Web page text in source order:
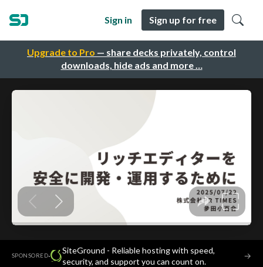
Upgrade to Pro — share decks privately, control
downloads, hide ads and more …
Sign in Sign up for free
SPONSORED·
SiteGround - Reliable hosting with speed,
security, and support you can count on.
→